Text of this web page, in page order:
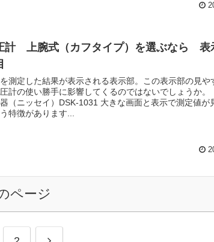
計 上腕式（カフタイプ）を選ぶなら 表
測定した結果が表示される表示部。この表示部の見や
計の使い勝手に影響してくるのではないでしょうか。 ・日本精
ッセイ）DSK-1031 大きな画面と表示で測定値が見やすい
特徴があります...
ページ